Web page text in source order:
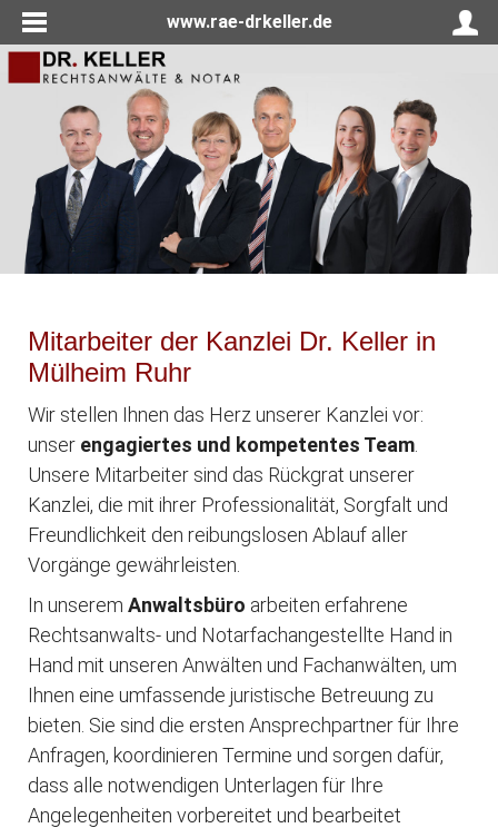
www.rae-drkeller.de
Mitarbeiter der Kanzlei Dr. Keller in
Mülheim Ruhr
Wir stellen Ihnen das Herz unserer Kanzlei vor:
unser engagiertes und kompetentes Team
Unsere Mitarbeiter sind das Rückgrat unserer
Kanzlei, die mit ihrer Professionalität, Sorgfalt und
Freundlichkeit den reibungslosen Ablauf aller
Vorgänge gewährleisten.
In unserem Anwaltsbüro arbeiten erfahrene
Rechtsanwalts- und Notarfachangestellte Hand in
Hand mit unseren Anwälten und Fachanwälten, um
Ihnen eine umfassende juristische Betreuung zu
bieten. Sie sind die ersten Ansprechpartner für Ihre
Anfragen, koordinieren Termine und sorgen dafür,
dass alle notwendigen Unterlagen für Ihre
Angelegenheiten vorbereitet und bearbeitet